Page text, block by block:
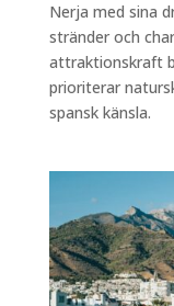
Nerja med sina
stränder och
attraktionskraft
prioriterar
spansk känsla.